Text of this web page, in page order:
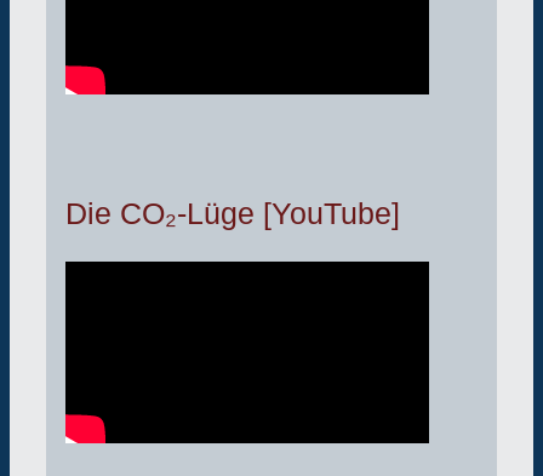
Die CO₂-Lüge [YouTube]